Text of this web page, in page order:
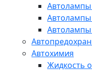
Автохимия
Жидкость